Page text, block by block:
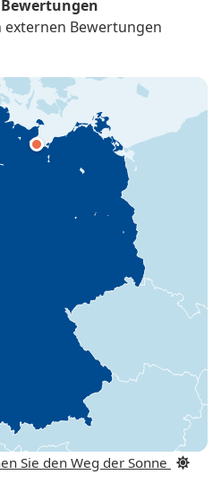
externen Bewertungen
Sie den Weg der Sonne